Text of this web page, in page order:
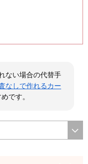
ない場合の代替手
なしで作れるカー
です。